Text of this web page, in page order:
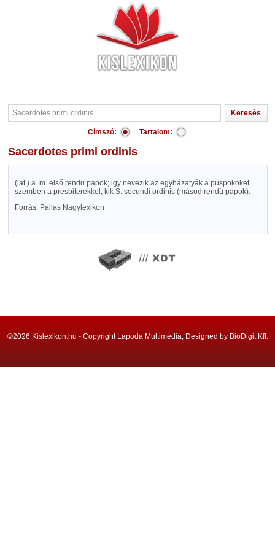
Címszó: Tartalom:
Sacerdotes primi ordinis
(lat.) a. m. első rendü papok; igy nevezik az egyházatyák a püspököket
szemben a presbiterekkel, kik S. secundi ordinis (másod rendü papok).
Forrás: Pallas Nagylexikon
©2026 Kislexikon.hu - Copyright Lapoda Multimédia, Designed by BioDigit Kft.